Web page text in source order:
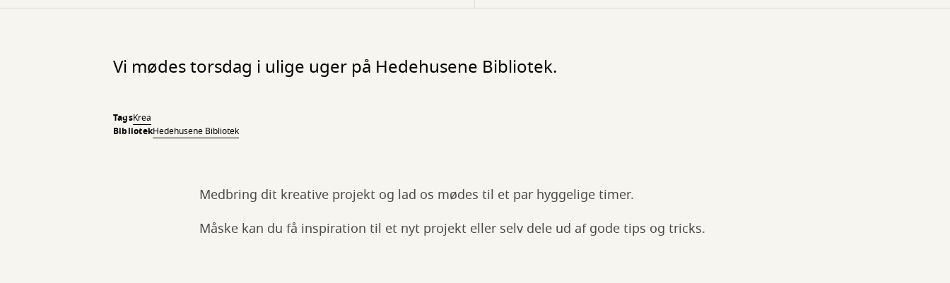
Vi mødes torsdag i ulige uger på Hedehusene Bibliotek.
TagsKrea
BibliotekHedehusene Bibliotek
Medbring dit kreative projekt og lad os mødes til et par hyggelige timer.
Måske kan du få inspiration til et nyt projekt eller selv dele ud af gode tips og tricks.